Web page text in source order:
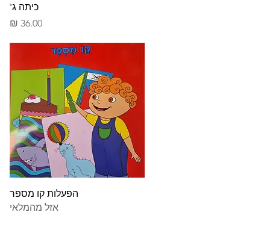
כיתה ג'
מחיר‏36.00 ‏₪
תצוגה מהירה
הפעלות קו מספר
אזל מהמלאי